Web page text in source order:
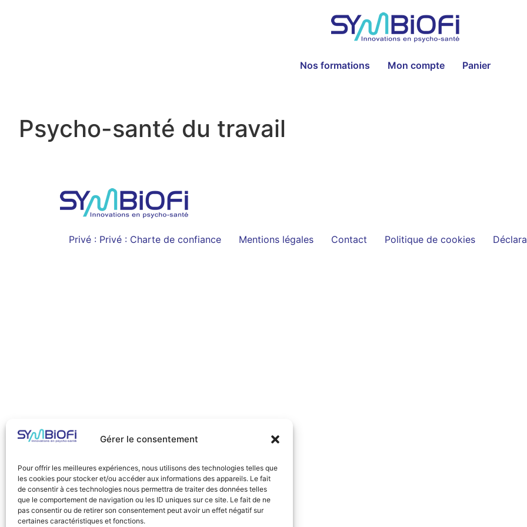
Gérer le consentement
Pour offrir les meilleures expériences, nous utilisons des technologies telles que
les cookies pour stocker et/ou accéder aux informations des appareils. Le fait
de consentir à ces technologies nous permettra de traiter des données telles
que le comportement de navigation ou les ID uniques sur ce site. Le fait de ne
pas consentir ou de retirer son consentement peut avoir un effet négatif sur
certaines caractéristiques et fonctions.
Nos formations Mon compte Panier
Psycho-santé du travail
Privé : Privé : Charte de confiance Mentions légales Contact Politique de cookies